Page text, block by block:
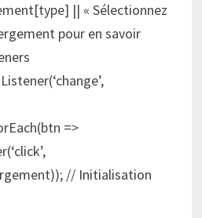
|| « Sélectionnez
pour en savoir
=>
// Initialisation